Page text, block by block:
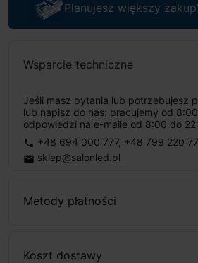
Planujesz większy
Wsparcie techniczne
Jeśli masz pytania lub potrzebujesz
lub napisz do nas: pracujemy od
odpowiedzi na e-maile od 8:00 do
phone +48 694 000 777, +48 799 220
email sklep@salonled.pl
Metody płatności
Koszt dostawy